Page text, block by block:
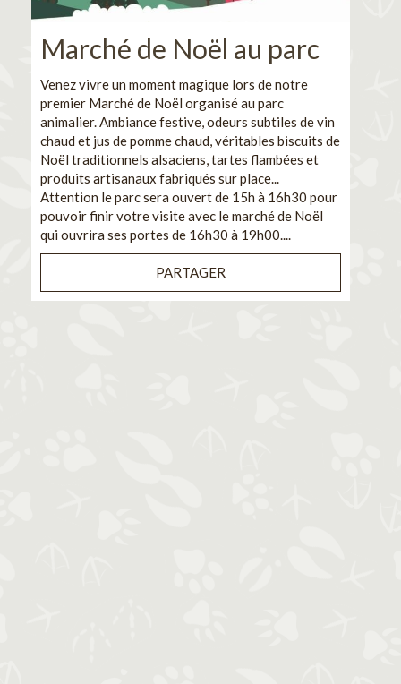
Marché de Noël au parc
Venez vivre un moment magique lors de notre
premier Marché de Noël organisé au parc
animalier. Ambiance festive, odeurs subtiles de vin
chaud et jus de pomme chaud, véritables biscuits de
Noël traditionnels alsaciens, tartes flambées et
produits artisanaux fabriqués sur place...
Attention le parc sera ouvert de 15h à 16h30 pour
pouvoir finir votre visite avec le marché de Noël
qui ouvrira ses portes de 16h30 à 19h00....
PARTAGER